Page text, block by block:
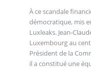
À ce scandale
démocratique, mis
Luxleaks. Jean-
Luxembourg au
Président de la
il a constitué une